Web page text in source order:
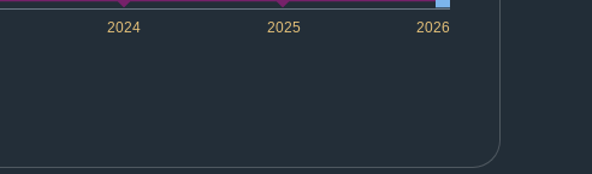
2024 2025 2026